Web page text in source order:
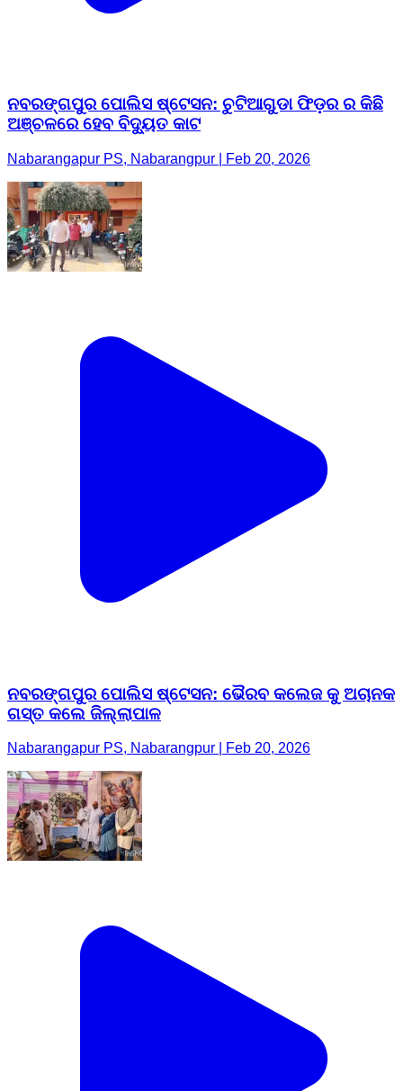
ନବରଙ୍ଗପୁର ପୋଲିସ ଷ୍ଟେସନ: ଚୁଟିଆଗୁଡା ଫିଡ଼ର ର କିଛି
ଅଞ୍ଚଳରେ ହେବ ବିଦ୍ୟୁତ କାଟ
Nabarangapur PS, Nabarangpur | Feb 20, 2026
ନବରଙ୍ଗପୁର ପୋଲିସ ଷ୍ଟେସନ: ଭୈରବ କଲେଜ କୁ ଅଚାନକ
ଗସ୍ତ କଲେ ଜିଲ୍ଲାପାଳ
Nabarangapur PS, Nabarangpur | Feb 20, 2026